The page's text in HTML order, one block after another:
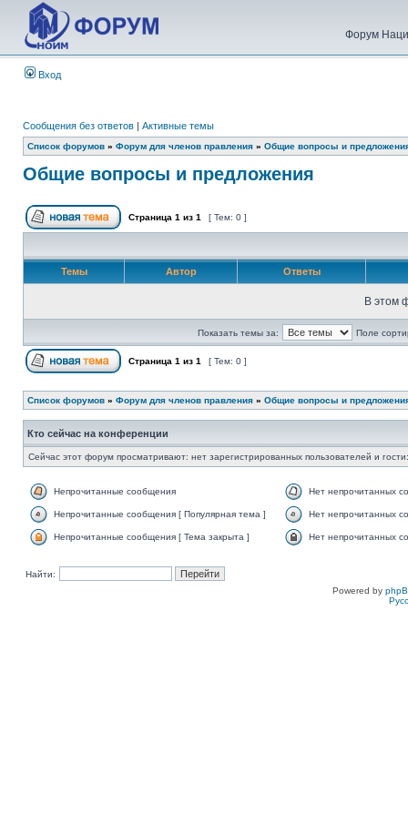
Форум
Вход
Сообщения без ответов | Активные темы
Список форумов » Форум для членов правления » Общие вопросы и
Общие вопросы и предложения
Страница 1 из 1 [ Тем: 0 ]
Темы Автор Ответы
В этом
Показать темы за: Поле
Страница 1 из 1 [ Тем: 0 ]
Список форумов » Форум для членов правления » Общие вопросы и
Кто сейчас на конференции
Сейчас этот форум просматривают: нет зарегистрированных пользователей и
Непрочитанные сообщения Нет непрочитанных
Непрочитанные сообщения [ Популярная тема ] Нет непрочитанных
Непрочитанные сообщения [ Тема закрыта ] Нет непрочитанных
Найти:
Powered by